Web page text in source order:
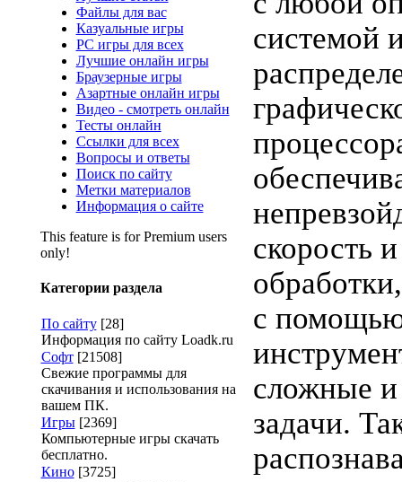
Файлы для вас
Казуальные игры
PC игры для всех
Лучшие онлайн игры
Браузерные игры
Азартные онлайн игры
Видео - смотреть онлайн
Тесты онлайн
Ссылки для всех
Вопросы и ответы
Поиск по сайту
Метки материалов
Информация о сайте
This feature is for Premium users
only!
Категории раздела
По сайту [28]
Информация по сайту Loadk.ru
Софт [21508]
Свежие программы для
скачивания и использования на
вашем ПК.
Игры [2369]
Компьютерные игры скачать
бесплатно.
Кино [3725]
системой
скорость
с
сложные и
задачи.